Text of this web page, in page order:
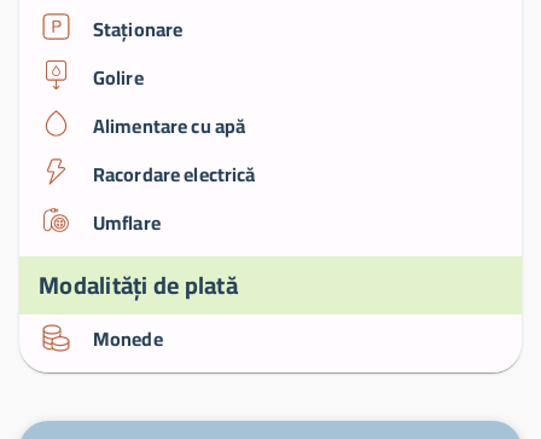
Staționare
Golire
Alimentare cu apă
Racordare electrică
Umflare
Modalități de plată
Monede